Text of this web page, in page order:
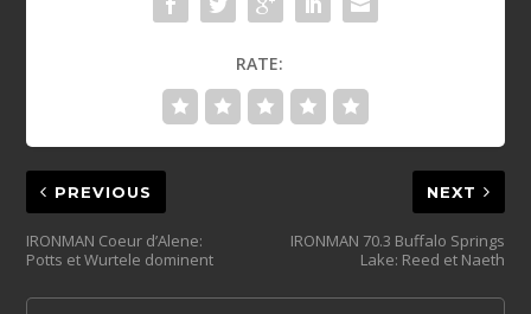
RATE:
PREVIOUS
IRONMAN Coeur d’Alene:
Potts et Wurtele dominent
NEXT
IRONMAN 70.3 Buffalo Springs
Lake: Reed et Naeth